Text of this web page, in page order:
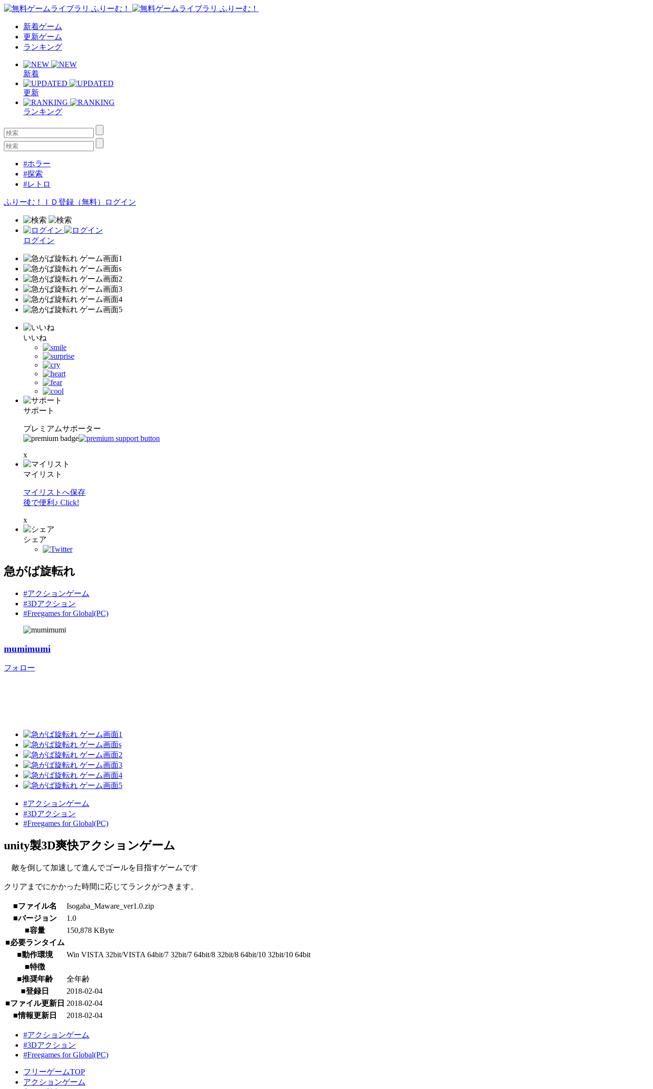
新着ゲーム
更新ゲーム
ランキング
新着
更新
ランキング
#ホラー
#探索
#レトロ
ふりーむ！ＩＤ登録（無料） ログイン
ログイン
いいね
サポート
プレミアムサポーター
x
マイリスト
マイリストへ保存
後で便利♪ Click!
x
シェア
急がば旋転れ
#アクションゲーム
#3Dアクション
#Freegames for Global(PC)
mumimumi
フォロー
#アクションゲーム
#3Dアクション
#Freegames for Global(PC)
unity製3D爽快アクションゲーム
敵を倒して加速して進んでゴールを目指すゲームです
クリアまでにかかった時間に応じてランクがつきます。
■ファイル名
Isogaba_Maware_ver1.0.zip
■バージョン
1.0
■容量
150,878 KByte
■必要ランタイム
■動作環境
Win VISTA 32bit/VISTA 64bit/7 32bit/7 64bit/8 32bit/8 64bit/10 32bit/10 64bit
■特徴
■推奨年齢
全年齢
■登録日
2018-02-04
■ファイル更新日 2018-02-04
■情報更新日
2018-02-04
#アクションゲーム
#3Dアクション
#Freegames for Global(PC)
フリーゲームTOP
アクションゲーム